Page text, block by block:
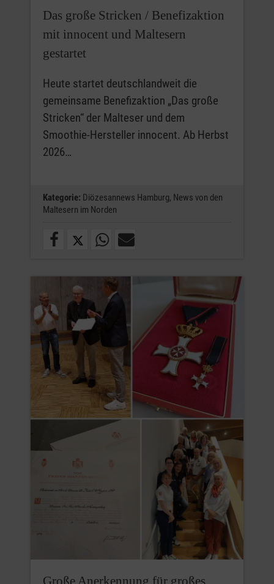
Das große Stricken / Benefizaktion
mit innocent und Maltesern
gestartet
Heute startet deutschlandweit die
gemeinsame Benefizaktion „Das große
Stricken“ der Malteser und dem
Smoothie-Hersteller innocent. Ab Herbst
2026…
Kategorie: Diözesannews Hamburg, News von den
Maltesern im Norden
Große Anerkennung für großes